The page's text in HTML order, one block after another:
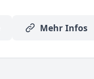
Mehr Infos